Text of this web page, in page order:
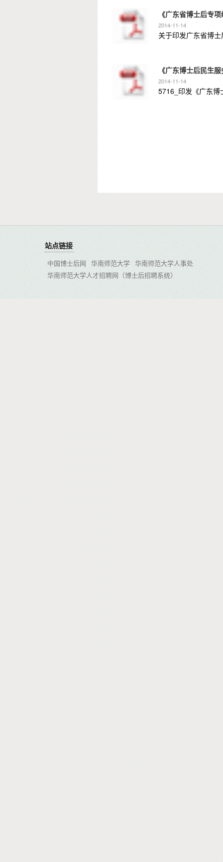
《广东省博士后专
2014-11-14
关于印发广东省博
《广东博士后民生
2014-11-14
站点链接
中国博士后网 华南师范大学 华南师范大学人事处
华南师范大学人才招聘网（博士后招聘系统）